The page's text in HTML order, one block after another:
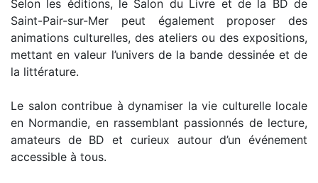
Selon les éditions, le Salon du Livre et de la BD de
Saint-Pair-sur-Mer peut également proposer des
animations culturelles, des ateliers ou des expositions,
mettant en valeur l’univers de la bande dessinée et de
la littérature.
Le salon contribue à dynamiser la vie culturelle locale
en Normandie, en rassemblant passionnés de lecture,
amateurs de BD et curieux autour d’un événement
accessible à tous.